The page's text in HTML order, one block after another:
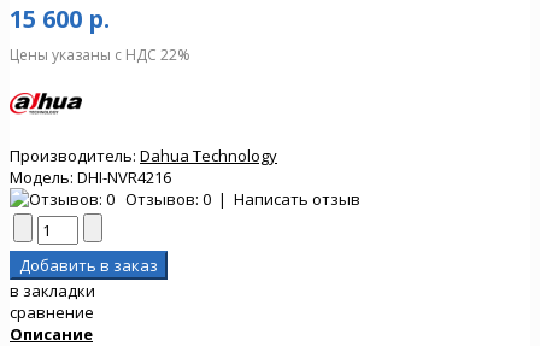
15 600 р.
Цены указаны с НДС 22%
Производитель: Dahua Technology
Модель: DHI-NVR4216
Отзывов: 0 | Написать отзыв
в закладки
сравнение
Описание